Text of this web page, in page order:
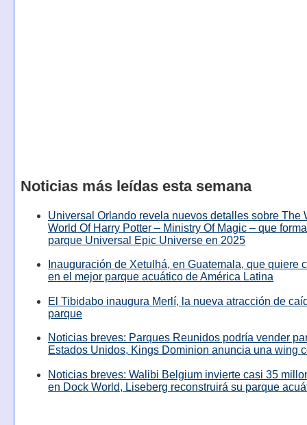
Noticias más leídas esta semana
Universal Orlando revela nuevos detalles sobre The
World Of Harry Potter – Ministry Of Magic – que
parque Universal Epic Universe en 2025
Inauguración de Xetulhá, en Guatemala, que quiere
en el mejor parque acuático de América Latina
El Tibidabo inaugura Merlí, la nueva atracción de
parque
Noticias breves: Parques Reunidos podría vender
Estados Unidos, Kings Dominion anuncia una wing
Noticias breves: Walibi Belgium invierte casi 35
en Dock World, Liseberg reconstruirá su parque